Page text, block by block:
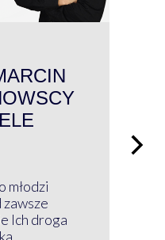
młodzi
Ich droga